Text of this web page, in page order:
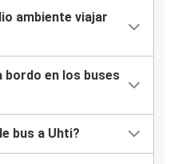
ambiente viajar
bordo en los buses
bus a Uhti?